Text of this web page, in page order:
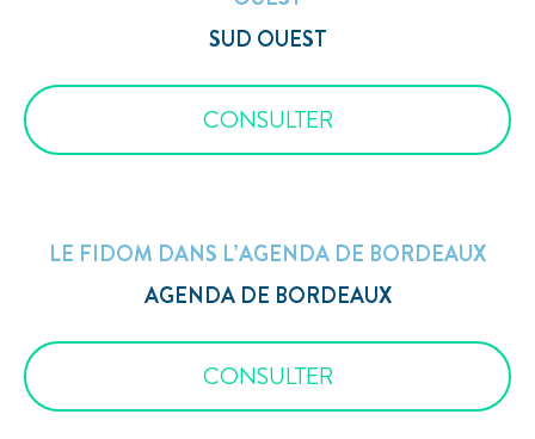
SUD OUEST
CONSULTER
LE FIDOM DANS L’AGENDA DE BORDEAUX
AGENDA DE BORDEAUX
CONSULTER